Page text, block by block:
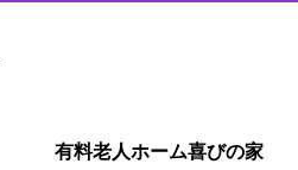
有料老人ホーム喜びの家